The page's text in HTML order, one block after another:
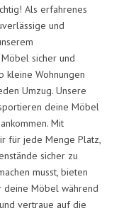
Als erfahrenes
und
sicher und
kleine Wohnungen
Umzug. Unsere
deine Möbel
Mit
für jede Menge Platz,
sicher zu
musst, bieten
deine Möbel während
vertraue auf die